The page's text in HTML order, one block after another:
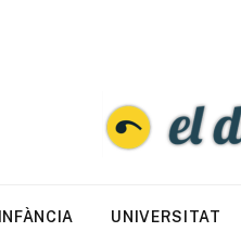
UNIVERSITAT